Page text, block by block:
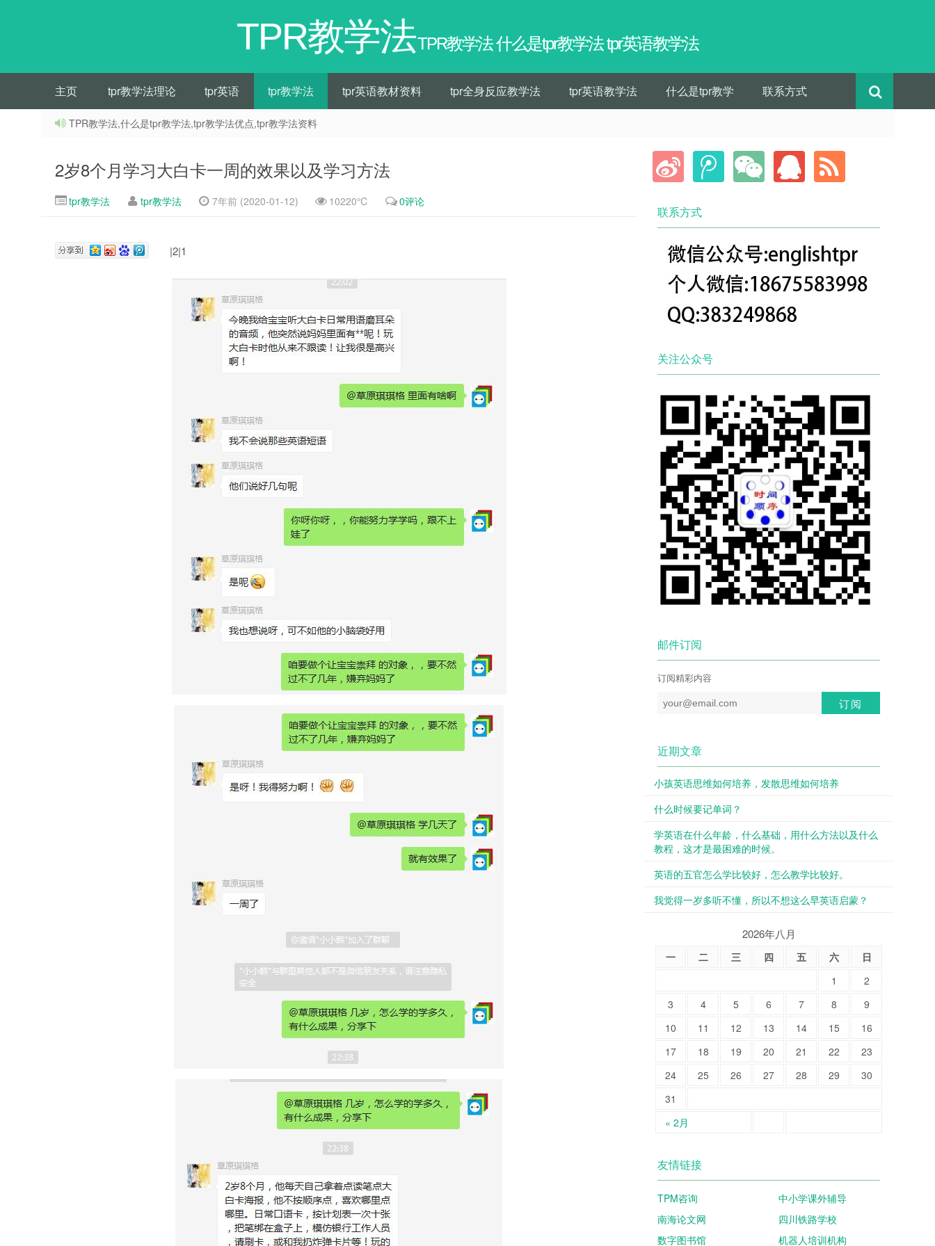
TPR教学法TPR教学法 什么是tpr教学法 tpr英语教学法
主页 tpr教学法理论 tpr英语 tpr教学法 tpr英语教材资料 tpr全身反应教学法 tpr英语教学法 什么是tpr教学 联系方式
TPR教学法,什么是tpr教学法,tpr教学法优点,tpr教学法资料
2岁8个月学习大白卡一周的效果以及学习方法
tpr教学法 tpr教学法 7年前 (2020-01-12) 10220℃ 0评论
|2|1
联系方式
关注公众号
邮件订阅
订阅精彩内容
近期文章
小孩英语思维如何培养，发散思维如何培养
什么时候要记单词？
学英语在什么年龄，什么基础，用什么方法以及什么
教程，这才是最困难的时候。
英语的五官怎么学比较好，怎么教学比较好。
我觉得一岁多听不懂，所以不想这么早英语启蒙？
2026年八月
一 二 三 四 五 六 日
« 2月
1
2
3
4 5 6 7 8
9
10
11 12 13 14 15
16
17
18 19 20 21 22
23
24
25 26 27 28 29
30
31
友情链接
TPM咨询
中小学课外辅导
南海论文网
四川铁路学校
数字图书馆
机器人培训机构